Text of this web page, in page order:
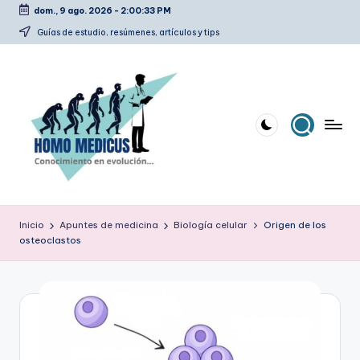
Saltar
dom., 9 ago. 2026 - 2:00:34 PM
Guías de estudio, resúmenes, artículos y tips
o
m
estudio,
Inicio Apuntes de medicina Biología celular
Origen de los
osteoclastos